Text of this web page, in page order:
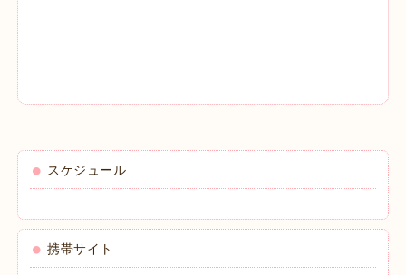
スケジュール
携帯サイト